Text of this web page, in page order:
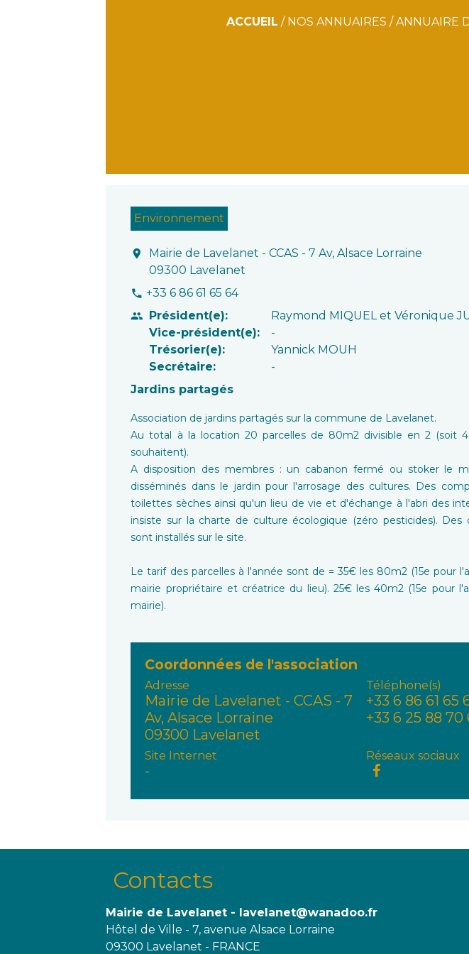
ACCUEIL / NOS ANNUAIRES /ANNUAIRE
Environnement
location_on
Mairie de Lavelanet - CCAS - 7 Av, Alsace Lorraine
09300 Lavelanet
phone +33 6 86 61 65 64
people Président(e):
Vice-président(e):
Trésorier(e):
Secrétaire:
Raymond MIQUEL et Véronique
-
Yannick MOUH
-
Jardins partagés
Association de jardins partagés sur la commune de Lavelanet.
Au total à la location 20 parcelles de 80m2 divisible en 2 (soit
souhaitent).
A disposition des membres : un cabanon fermé ou stoker le
disséminés dans le jardin pour l'arrosage des cultures. Des
toilettes sèches ainsi qu'un lieu de vie et d'échange à l'abri des
insiste sur la charte de culture écologique (zéro pesticides). Des
sont installés sur le site.
Le tarif des parcelles à l'année sont de = 35€ les 80m2 (15e pour
mairie propriétaire et créatrice du lieu). 25€ les 40m2 (15e pour
mairie).
Coordonnées de l'association
Adresse
Mairie de Lavelanet - CCAS - 7
Av, Alsace Lorraine
09300 Lavelanet
Téléphone(s)
+33 6 86 61 65
+33 6 25 88 70
Site Internet
-
Réseaux sociaux
Contacts
Mairie de Lavelanet - lavelanet@wanadoo.fr
Hôtel de Ville - 7, avenue Alsace Lorraine
09300 Lavelanet - FRANCE